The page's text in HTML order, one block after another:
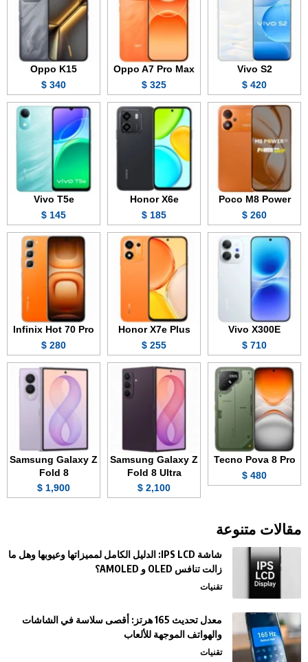
Vivo S2
420 $
Oppo A7 Pro Max
325 $
Oppo K15
340 $
Poco M8 Power
260 $
Honor X6e
185 $
Vivo T5e
145 $
Vivo X300E
710 $
Honor X7e Plus
255 $
Infinix Hot 70 Pro
280 $
Tecno Pova 8 Pro
480 $
Samsung Galaxy Z
Fold 8 Ultra
2,100 $
Samsung Galaxy Z
Fold 8
1,900 $
مقالات متنوعة
شاشة IPS LCD: الدليل الكامل لمميزاتها وعيوبها وهل ما
زالت تنافس OLED و AMOLED؟
تقنيات
معدل تحديث 165 هرتز: أقصى سلاسة في الشاشات
والهواتف الموجهة للألعاب
تقنيات